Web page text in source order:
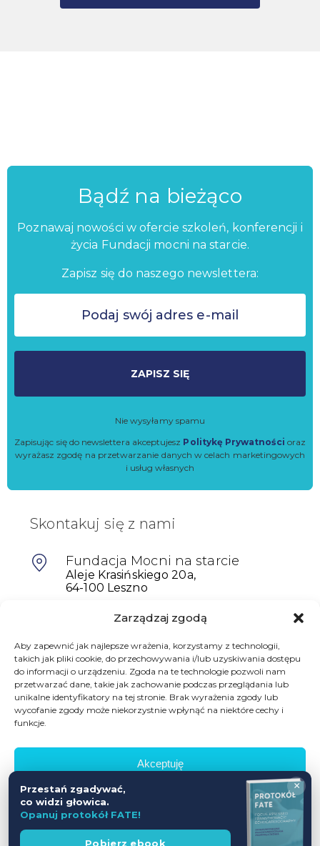
Zarządzaj zgodą
Aby zapewnić jak najlepsze wrażenia, korzystamy z technologii,
takich jak pliki cookie, do przechowywania i/lub uzyskiwania dostępu
do informacji o urządzeniu. Zgoda na te technologie pozwoli nam
przetwarzać dane, takie jak zachowanie podczas przeglądania lub
unikalne identyfikatory na tej stronie. Brak wyrażenia zgody lub
wycofanie zgody może niekorzystnie wpłynąć na niektóre cechy i
funkcje.
Akceptuję
Zobacz preferencje
Bądź na bieżąco
Poznawaj nowości w ofercie szkoleń, konferencji i
życia Fundacji mocni na starcie.
Zapisz się do naszego newslettera:
ZAPISZ SIĘ
Nie wysyłamy spamu
Zapisując się do newslettera akceptujesz Politykę Prywatności oraz
wyrażasz zgodę na przetwarzanie danych w celach marketingowych
i usług własnych
Skontakuj się z nami
Fundacja Mocni na starcie
Aleje Krasińskiego 20a,
64-100 Leszno
601698402
biuro@mocninastarcie.pl
Wszelkie prawa zastrzeżone
Polityka prywatności Regulamin promocji
Wesprzyj
×
Przestań zgadywać,
co widzi głowica.
Opanuj protokół FATE!
Pobierz ebook